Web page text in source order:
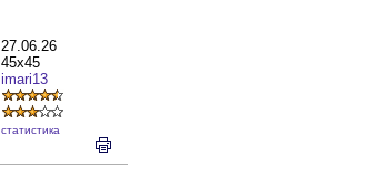
27.06.26
45x45
imari13
cтатистика